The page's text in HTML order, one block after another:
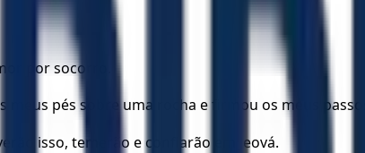
por socorro.
pés sobre uma rocha e firmou os meus passos.
isso, temerão e confiarão em Jeová.